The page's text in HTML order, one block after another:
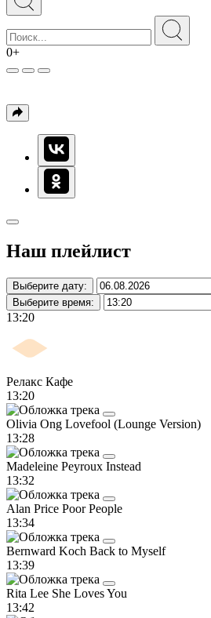
0+
Наш плейлист
Выберите дату:
Выберите время:
13:20
Релакс Кафе
13:20
Olivia Ong Lovefool (Lounge Version)
13:28
Madeleine Peyroux Instead
13:32
Alan Price Poor People
13:34
Bernward Koch Back to Myself
13:39
Rita Lee She Loves You
13:42